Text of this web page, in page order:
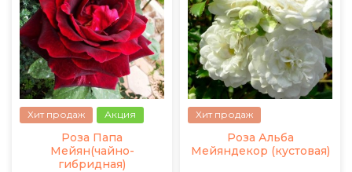
Хит продаж Акция
Роза Папа
Мейян(чайно-
гибридная)
Хит продаж
Роза Альба
Мейяндекор (кустовая)